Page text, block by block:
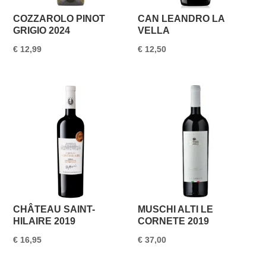
COZZAROLO PINOT
GRIGIO 2024
€ 12,99
CAN LEANDRO LA
VELLA
€ 12,50
CHÂTEAU SAINT-
HILAIRE 2019
€ 16,95
MUSCHI ALTI LE
CORNETE 2019
€ 37,00